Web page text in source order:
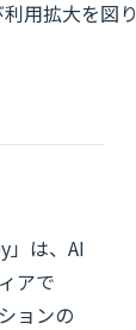
用拡大を図り
」は、AI
アで
ョンの